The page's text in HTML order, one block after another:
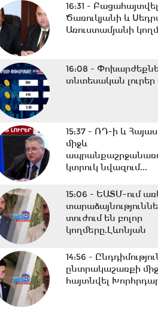
16:31 -
Ծառուկյանի և
Առուստամյանի
16:08 -
տնտեսական լուրեր
15:37 - ՌԴ-ի և
միջև
կտրուկ նվազում...
15:06 - ԵԱՏՄ-ում
տուժում են բոլոր
կողմերը.Լևոնյան
14:56 -
ընտրակաշառքի
հայտնվել